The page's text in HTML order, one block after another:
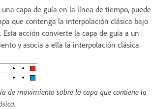
capa de guía en la línea de tiempo, puede
que contenga la interpolación clásica bajo
Esta acción convierte la capa de guía a un
y asocia a ella la interpolación clásica.
de movimiento sobre la capa que contiene la